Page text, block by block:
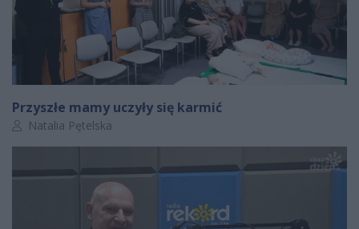
Przyszłe mamy uczyły się karmić
Autor artykułu:
Natalia Pętelska